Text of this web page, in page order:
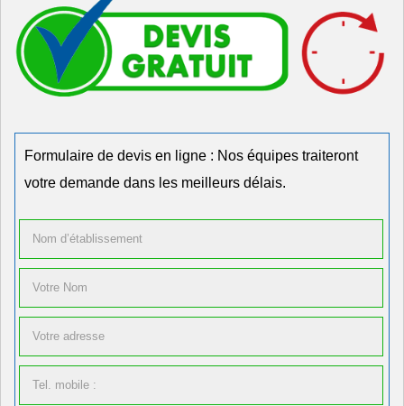
Formulaire de devis en ligne : Nos équipes traiteront
votre demande dans les meilleurs délais.